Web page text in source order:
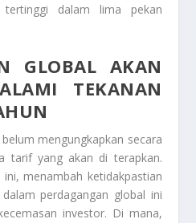
dalam lima pekan
GLOBAL AKAN
TEKANAN
mengungkapkan secara
tarif yang akan di terapkan.
menambah ketidakpastian
perdagangan global ini
investor. Di mana,